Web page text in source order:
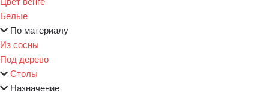
Белые
По материалу
Из сосны
Под дерево
Столы
Назначение